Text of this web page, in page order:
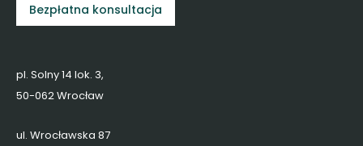
Bezpłatna konsultacja
pl. Solny 14 lok. 3,
50-062 Wrocław
ul. Wrocławska 87